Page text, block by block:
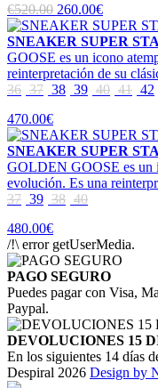
€520.00 260.00€
SNEAKER SUPER
GOOSE es un icono
reinterpretación de su
36 37 38 39 40 41 42
470.00€
SNEAKER SUPER
GOLDEN GOOSE es un
evolución. Es una
37 39 38 40
480.00€
/!\ error getUserMedia.
PAGO SEGURO
Puedes pagar con Visa,
Paypal.
DEVOLUCIONES 15
En los siguientes 14 días
Despiral 2026 Design by